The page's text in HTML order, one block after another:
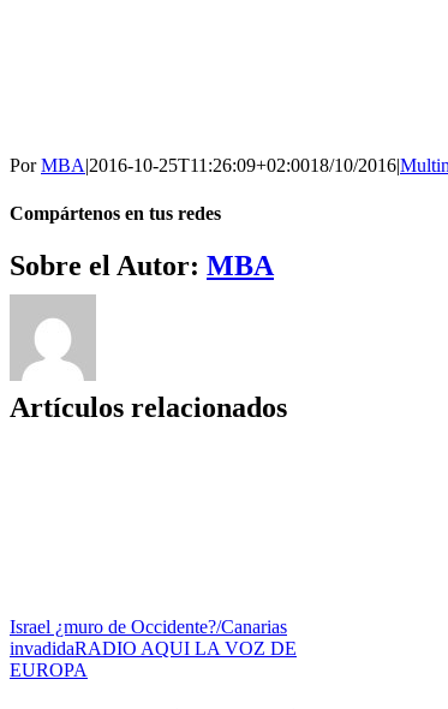
PorMBA|2016-10-25T11:26:09+02:0018/10/2016|
Compártenos en tus redes
Facebook
Twitter
WhatsApp
Telegram
Correo
electrónico
Sobre el Autor: MBA
Artículos relacionados
Israel ¿muro de Occidente?/Canarias
invadidaRADIO AQUI LA VOZ DE
EUROPA